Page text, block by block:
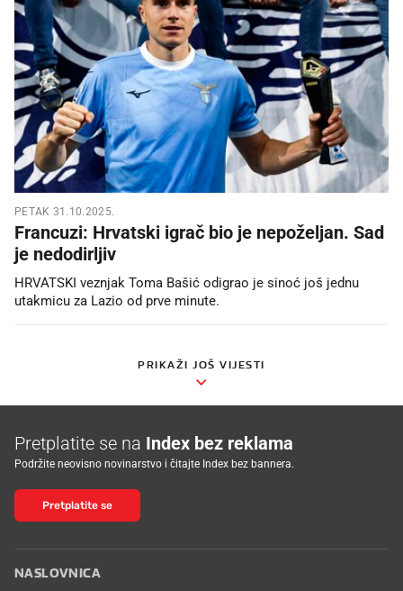
PETAK 31.10.2025.
Francuzi: Hrvatski igrač bio je nepoželjan. Sad
je nedodirljiv
HRVATSKI veznjak Toma Bašić odigrao je sinoć još jednu
utakmicu za Lazio od prve minute.
PRIKAŽI JOŠ VIJESTI
Pretplatite se na Index bez reklama
Podržite neovisno novinarstvo i čitajte Index bez bannera.
Pretplatite se
NASLOVNICA